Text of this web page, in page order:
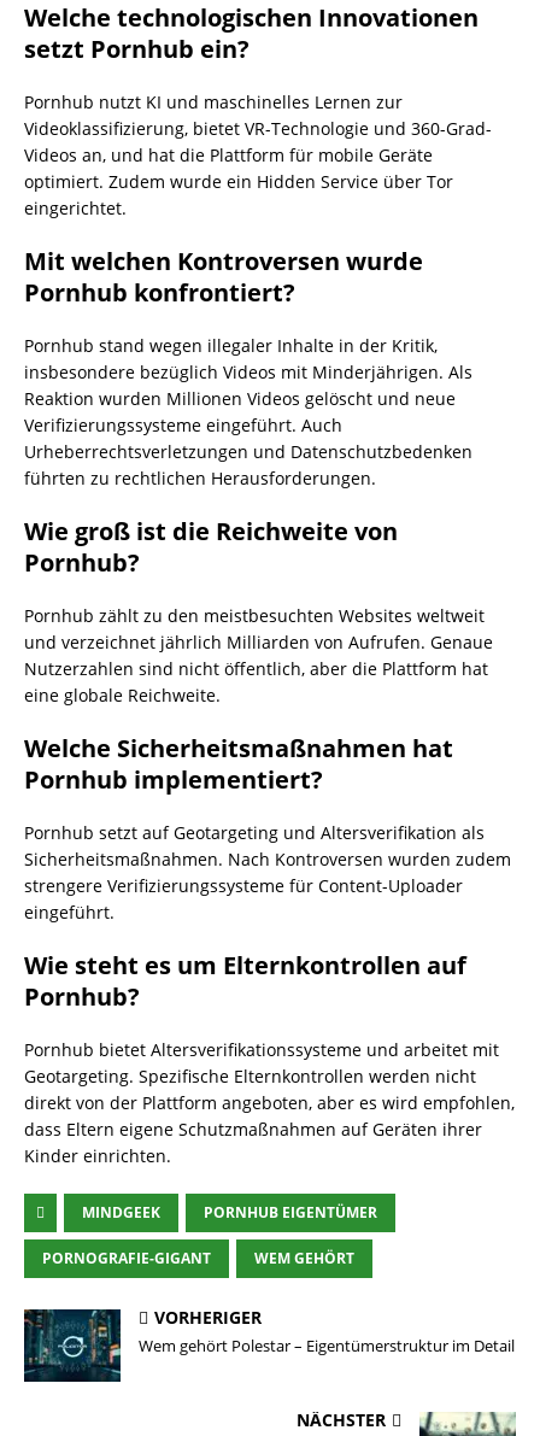
Welche technologischen Innovationen
setzt Pornhub ein?
Pornhub nutzt KI und maschinelles Lernen zur
Videoklassifizierung, bietet VR-Technologie und 360-Grad-
Videos an, und hat die Plattform für mobile Geräte
optimiert. Zudem wurde ein Hidden Service über Tor
eingerichtet.
Mit welchen Kontroversen wurde
Pornhub konfrontiert?
Pornhub stand wegen illegaler Inhalte in der Kritik,
insbesondere bezüglich Videos mit Minderjährigen. Als
Reaktion wurden Millionen Videos gelöscht und neue
Verifizierungssysteme eingeführt. Auch
Urheberrechtsverletzungen und Datenschutzbedenken
führten zu rechtlichen Herausforderungen.
Wie groß ist die Reichweite von
Pornhub?
Pornhub zählt zu den meistbesuchten Websites weltweit
und verzeichnet jährlich Milliarden von Aufrufen. Genaue
Nutzerzahlen sind nicht öffentlich, aber die Plattform hat
eine globale Reichweite.
Welche Sicherheitsmaßnahmen hat
Pornhub implementiert?
Pornhub setzt auf Geotargeting und Altersverifikation als
Sicherheitsmaßnahmen. Nach Kontroversen wurden zudem
strengere Verifizierungssysteme für Content-Uploader
eingeführt.
Wie steht es um Elternkontrollen auf
Pornhub?
Pornhub bietet Altersverifikationssysteme und arbeitet mit
Geotargeting. Spezifische Elternkontrollen werden nicht
direkt von der Plattform angeboten, aber es wird empfohlen,
dass Eltern eigene Schutzmaßnahmen auf Geräten ihrer
Kinder einrichten.
MINDGEEK PORNHUB EIGENTÜMER
PORNOGRAFIE-GIGANT WEM GEHÖRT
VORHERIGER
Wem gehört Polestar – Eigentümerstruktur im Detail
NÄCHSTER